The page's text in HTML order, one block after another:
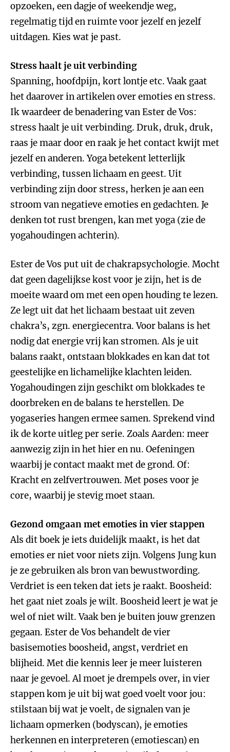
opzoeken, een dagje of weekendje weg,
regelmatig tijd en ruimte voor jezelf en jezelf
uitdagen. Kies wat je past.
Stress haalt je uit verbinding
Spanning, hoofdpijn, kort lontje etc. Vaak gaat
het daarover in artikelen over emoties en stress.
Ik waardeer de benadering van Ester de Vos:
stress haalt je uit verbinding. Druk, druk, druk,
raas je maar door en raak je het contact kwijt met
jezelf en anderen. Yoga betekent letterlijk
verbinding, tussen lichaam en geest. Uit
verbinding zijn door stress, herken je aan een
stroom van negatieve emoties en gedachten. Je
denken tot rust brengen, kan met yoga (zie de
yogahoudingen achterin).
Ester de Vos put uit de chakrapsychologie. Mocht
dat geen dagelijkse kost voor je zijn, het is de
moeite waard om met een open houding te lezen.
Ze legt uit dat het lichaam bestaat uit zeven
chakra’s, zgn. energiecentra. Voor balans is het
nodig dat energie vrij kan stromen. Als je uit
balans raakt, ontstaan blokkades en kan dat tot
geestelijke en lichamelijke klachten leiden.
Yogahoudingen zijn geschikt om blokkades te
doorbreken en de balans te herstellen. De
yogaseries hangen ermee samen. Sprekend vind
ik de korte uitleg per serie. Zoals Aarden: meer
aanwezig zijn in het hier en nu. Oefeningen
waarbij je contact maakt met de grond. Of:
Kracht en zelfvertrouwen. Met poses voor je
core, waarbij je stevig moet staan.
Gezond omgaan met emoties in vier stappen
Als dit boek je iets duidelijk maakt, is het dat
emoties er niet voor niets zijn. Volgens Jung kun
je ze gebruiken als bron van bewustwording.
Verdriet is een teken dat iets je raakt. Boosheid:
het gaat niet zoals je wilt. Boosheid leert je wat je
wel of niet wilt. Vaak ben je buiten jouw grenzen
gegaan. Ester de Vos behandelt de vier
basisemoties boosheid, angst, verdriet en
blijheid. Met die kennis leer je meer luisteren
naar je gevoel. Al moet je drempels over, in vier
stappen kom je uit bij wat goed voelt voor jou:
stilstaan bij wat je voelt, de signalen van je
lichaam opmerken (bodyscan), je emoties
herkennen en interpreteren (emotiescan) en